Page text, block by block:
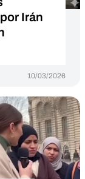
Irán
10/03/2026